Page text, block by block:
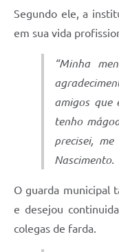
Segundo ele, a
em sua vida
“Minha
amigos que
tenho
precisei,
Nascimento.
O guarda municipal
e desejou
colegas de farda.